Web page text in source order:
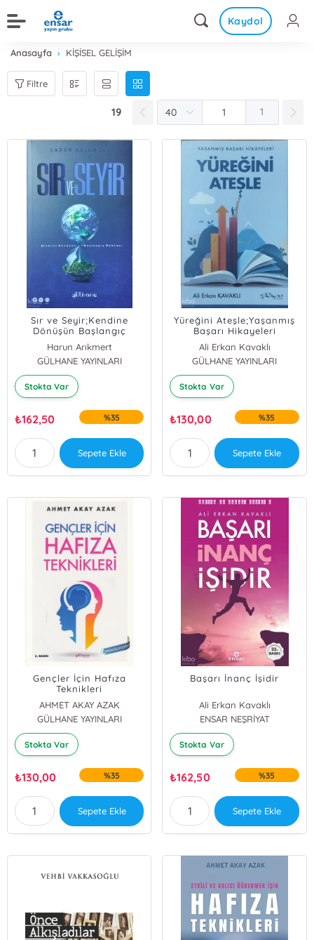
Kaydol
Anasayfa KİŞİSEL GELİŞİM
Filtre
19 1
Sır ve Seyir;Kendine
Dönüşün Başlangıç
Noktası
Harun Arıkmert
GÜLHANE YAYINLARI
Stokta Var
₺162,50 %35
Sepete Ekle
Yüreğini Ateşle;Yaşanmış
Başarı Hikayeleri
Ali Erkan Kavaklı
GÜLHANE YAYINLARI
Stokta Var
₺130,00 %35
Sepete Ekle
Gençler İçin Hafıza
Teknikleri
AHMET AKAY AZAK
GÜLHANE YAYINLARI
Stokta Var
₺130,00 %35
Sepete Ekle
Başarı İnanç İşidir
Ali Erkan Kavaklı
ENSAR NEŞRİYAT
Stokta Var
₺162,50 %35
Sepete Ekle